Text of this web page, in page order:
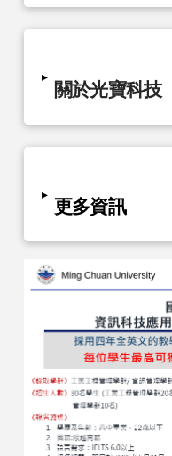
▸
關於光寶科技
▸
更多資訊